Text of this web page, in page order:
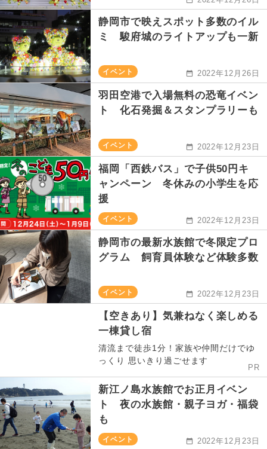
静岡市で映えスポット多数のイル
ミ 駿府城のライトアップも一新
イベント 2022年12月26日
羽田空港で入場無料の恐竜イベン
ト 化石発掘＆スタンプラリーも
イベント 2022年12月23日
福岡「西鉄バス」で子供50円キ
ャンペーン 冬休みの小学生を応
援
イベント 2022年12月23日
静岡市の最新水族館で冬限定プロ
グラム 飼育員体験など体験多数
イベント 2022年12月23日
【空きあり】気兼ねなく楽しめる
一棟貸し宿
清流まで徒歩1分！家族や仲間だけでゆ
っくり 思いきり過ごせます
PR
新江ノ島水族館でお正月イベン
ト 夜の水族館・親子ヨガ・福袋
も
イベント 2022年12月23日